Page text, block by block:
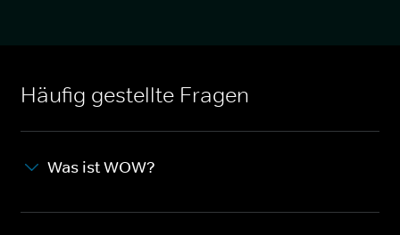
Häufig gestellte Fragen
Was ist WOW?